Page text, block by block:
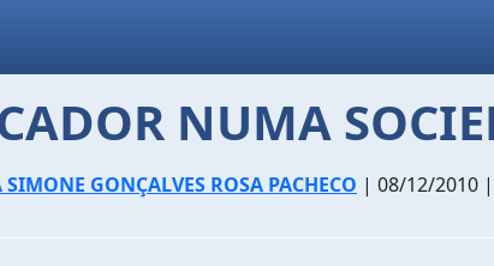
NUMA
SIMONE GONÇALVES ROSA PACHECO | 08/12/2010